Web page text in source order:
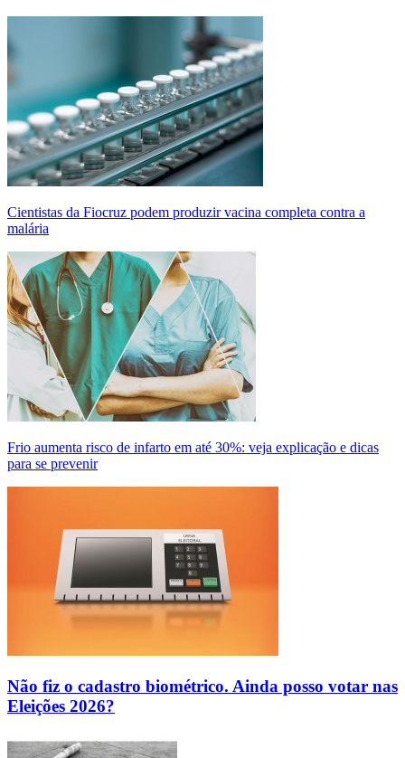
Cientistas da Fiocruz podem produzir vacina completa contra a
malária
Frio aumenta risco de infarto em até 30%: veja explicação e dicas
para se prevenir
Não fiz o cadastro biométrico. Ainda posso votar nas
Eleições 2026?